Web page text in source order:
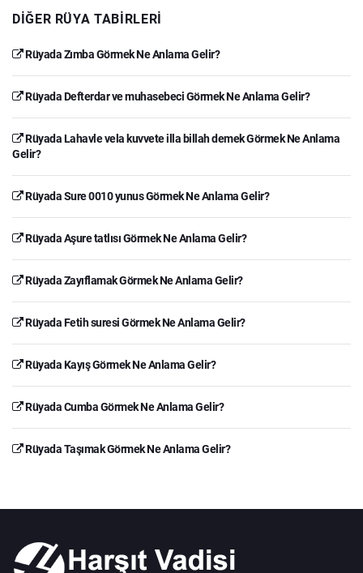
DIĞER RÜYA TABIRLERI
Rüyada Zımba Görmek Ne Anlama Gelir?
Rüyada Defterdar ve muhasebeci Görmek Ne Anlama Gelir?
Rüyada Lahavle vela kuvvete illa billah demek Görmek Ne Anlama
Gelir?
Rüyada Sure 0010 yunus Görmek Ne Anlama Gelir?
Rüyada Aşure tatlısı Görmek Ne Anlama Gelir?
Rüyada Zayıflamak Görmek Ne Anlama Gelir?
Rüyada Fetih suresi Görmek Ne Anlama Gelir?
Rüyada Kayış Görmek Ne Anlama Gelir?
Rüyada Cumba Görmek Ne Anlama Gelir?
Rüyada Taşımak Görmek Ne Anlama Gelir?